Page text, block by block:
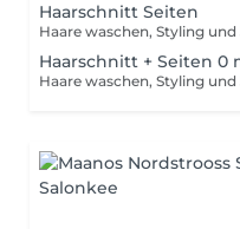
Haarschnitt Seiten
Haare waschen, Styling
Haarschnitt + Seiten 0
Haare waschen, Styling